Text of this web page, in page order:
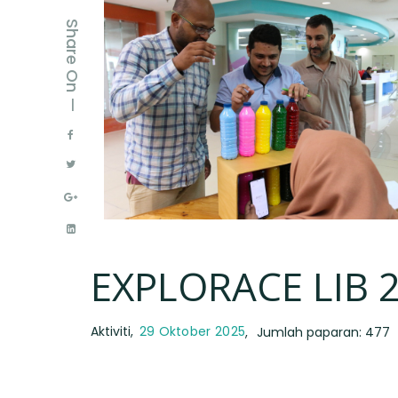
Share On —
EXPLORACE LIB
Aktiviti 29 Oktober 2025 Jumlah paparan: 477